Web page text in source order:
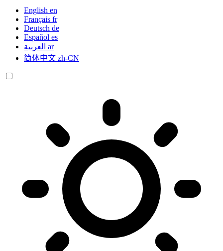
English en
Français fr
Deutsch de
Español es
العربية ar
简体中文 zh-CN